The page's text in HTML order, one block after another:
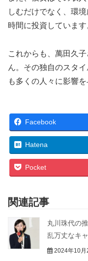
しむだけでなく、環
時間に投資しています
これからも、萬田久
ん。その独自のスタ
も多くの人々に影響
Facebook
Hatena
Pocket
関連記事
丸川珠代の
乱万丈なキ
2024年10月